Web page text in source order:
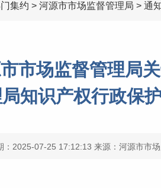
集约 > 河源市市场监督管理局 > 通
市场监督管理局
知识产权行政保
：2025-07-25 17:12:13 来源：河源市市